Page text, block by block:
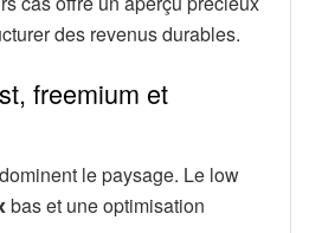
des revenus durables.
freemium et
dominent le paysage. Le low
bas et une optimisation